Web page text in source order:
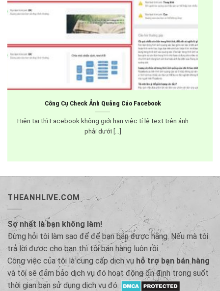
Công Cụ Check Ảnh Quảng Cáo Facebook
Hiện tại thì Facebook không giới hạn việc tỉ lệ text trên ảnh
phải dưới [...]
THEANHLIVE.COM
Sợ nhất là bạn không làm!
Đừng hỏi tôi làm sao để để bạn bán được hàng. Nếu mà tôi
trả lời được cho bạn thì tôi bán hàng luôn rồi.
Công việc của tôi là cung cấp dịch vụ hỗ trợ bạn bán hàng
và tôi sẽ đảm bảo dịch vụ đó hoạt động ổn định trong suốt
thời gian bạn sử dụng dịch vụ đó.